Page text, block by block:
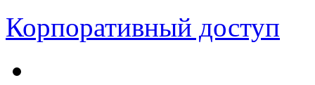
Корпоративный доступ